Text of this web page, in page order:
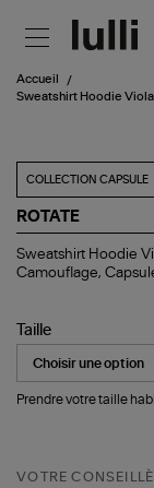
Accueil
Sweatshirt Hoodie
COLLECTION CAPSULE
ROTATE
Sweatshirt
Hoodie
Biologique
Camouflage,
Capsule
Sunday
Sweatshirt Hoodie
Camouflage,
Taille
Prendre votre taille
VOTRE